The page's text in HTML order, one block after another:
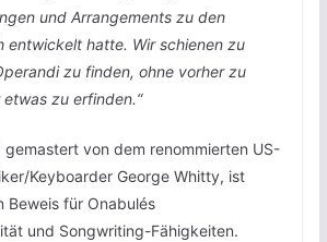
und Arrangements zu den
entwickelt hatte. Wir schienen zu
zu finden, ohne vorher zu
zu erfinden.“
von dem renommierten US-
Keyboarder George Whitty, ist
Beweis für Onabulés
und Songwriting-Fähigkeiten.